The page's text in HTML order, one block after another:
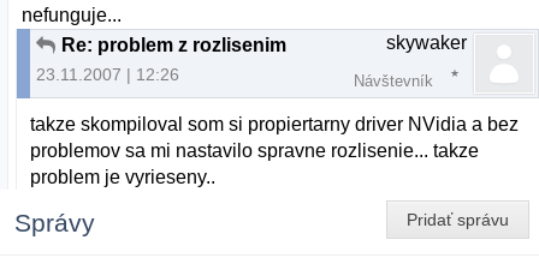
nefunguje...
Re: problem z rozlisenim
23.11.2007 | 12:26
skywaker
Návštevník
takze skompiloval som si propiertarny driver NVidia a bez
problemov sa mi nastavilo spravne rozlisenie... takze
problem je vyrieseny..
Pridať správu
Správy